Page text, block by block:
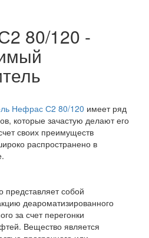
80/120 -
Нефрас С2 80/120 имеет ряд
которые зачастую делают его
своих преимуществ
распространено в
представляет собой
деароматизированного
за счет перегонки
Вещество является